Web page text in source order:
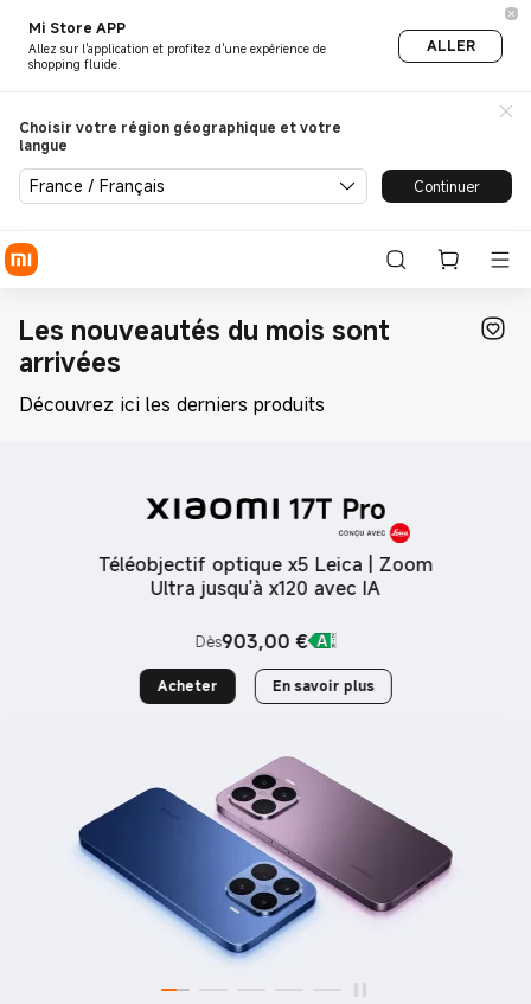
Mi Store APP
Allez sur l'application et profitez d'une expérience de
shopping fluide.
ALLER
Choisir votre région géographique et votre
langue
France / Français Continuer
Nouveaux produits du mois |
Les nouveautés du mois sont
arrivées
Découvrez ici les derniers produits
Téléobjectif optique x5 Leica | Zoom
Ultra jusqu'à x120 avec IA
Dès903,00 €
Current Price €903
Acheter
En savoir plus